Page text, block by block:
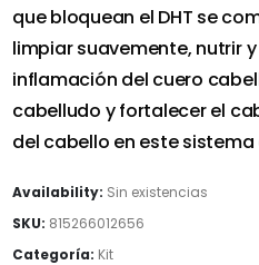
que bloquean el DHT se
limpiar suavemente, nutrir
inflamación del cuero
cabelludo y fortalecer el
del cabello en este sistema
Availability: Sin existencias
SKU: 815266012656
Categoría: Kit